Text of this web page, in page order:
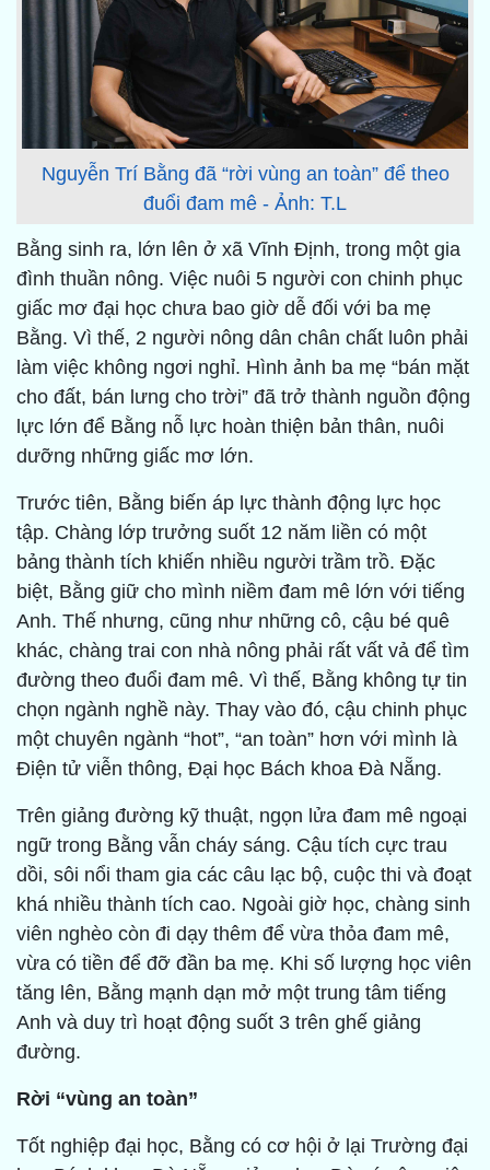
Nguyễn Trí Bằng đã “rời vùng an toàn” để theo
đuổi đam mê - Ảnh: T.L
Bằng sinh ra, lớn lên ở xã Vĩnh Định, trong một gia
đình thuần nông. Việc nuôi 5 người con chinh phục
giấc mơ đại học chưa bao giờ dễ đối với ba mẹ
Bằng. Vì thế, 2 người nông dân chân chất luôn phải
làm việc không ngơi nghỉ. Hình ảnh ba mẹ “bán mặt
cho đất, bán lưng cho trời” đã trở thành nguồn động
lực lớn để Bằng nỗ lực hoàn thiện bản thân, nuôi
dưỡng những giấc mơ lớn.
Trước tiên, Bằng biến áp lực thành động lực học
tập. Chàng lớp trưởng suốt 12 năm liền có một
bảng thành tích khiến nhiều người trầm trồ. Đặc
biệt, Bằng giữ cho mình niềm đam mê lớn với tiếng
Anh. Thế nhưng, cũng như những cô, cậu bé quê
khác, chàng trai con nhà nông phải rất vất vả để tìm
đường theo đuổi đam mê. Vì thế, Bằng không tự tin
chọn ngành nghề này. Thay vào đó, cậu chinh phục
một chuyên ngành “hot”, “an toàn” hơn với mình là
Điện tử viễn thông, Đại học Bách khoa Đà Nẵng.
Trên giảng đường kỹ thuật, ngọn lửa đam mê ngoại
ngữ trong Bằng vẫn cháy sáng. Cậu tích cực trau
dồi, sôi nổi tham gia các câu lạc bộ, cuộc thi và đoạt
khá nhiều thành tích cao. Ngoài giờ học, chàng sinh
viên nghèo còn đi dạy thêm để vừa thỏa đam mê,
vừa có tiền để đỡ đần ba mẹ. Khi số lượng học viên
tăng lên, Bằng mạnh dạn mở một trung tâm tiếng
Anh và duy trì hoạt động suốt 3 trên ghế giảng
đường.
Rời “vùng an toàn”
Tốt nghiệp đại học, Bằng có cơ hội ở lại Trường đại